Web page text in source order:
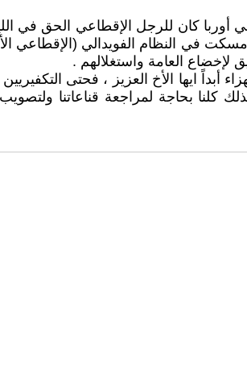
كان للرجل الإقطاعي الحق في
في النظام الفويدالي (الإقطاعي
لإخضاع العامة واستغلالهم .
أبداً ايها الأخ العزيز ، فحتى
كلنا بحاجة لمراجعة قناعاتنا